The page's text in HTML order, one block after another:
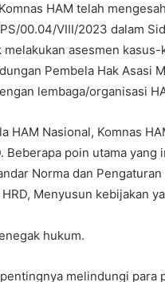
HAM telah
00.04/VIII/2023 dalam
asesmen kasus-
Pembela Hak Asasi
lembaga/organisasi
HAM Nasional, Komnas
poin utama yang
Norma dan Pengaturan
Menyusun kebijakan
hukum.
melindungi para